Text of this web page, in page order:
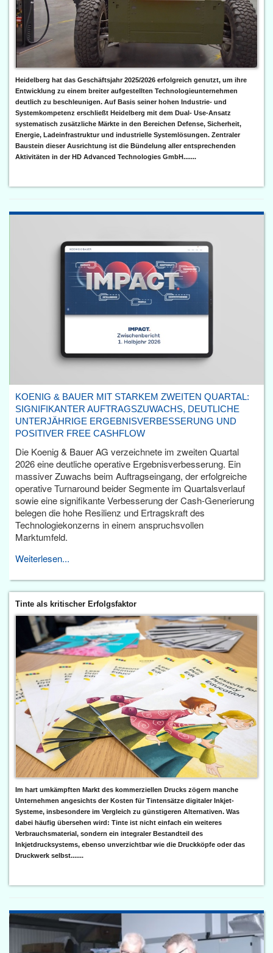
Heidelberg hat das Geschäftsjahr 2025/2026 erfolgreich genutzt, um ihre
Entwicklung zu einem breiter aufgestellten Technologieunternehmen
deutlich zu beschleunigen. Auf Basis seiner hohen Industrie- und
Systemkompetenz erschließt Heidelberg mit dem Dual- Use-Ansatz
systematisch zusätzliche Märkte in den Bereichen Defense, Sicherheit,
Energie, Ladeinfrastruktur und industrielle Systemlösungen. Zentraler
Baustein dieser Ausrichtung ist die Bündelung aller entsprechenden
Aktivitäten in der HD Advanced Technologies GmbH.......
KOENIG & BAUER MIT STARKEM ZWEITEN QUARTAL:
SIGNIFIKANTER AUFTRAGSZUWACHS, DEUTLICHE
UNTERJÄHRIGE ERGEBNISVERBESSERUNG UND
POSITIVER FREE CASHFLOW
Die Koenig & Bauer AG verzeichnete im zweiten Quartal
2026 eine deutliche operative Ergebnisverbesserung. Ein
massiver Zuwachs beim Auftragseingang, der erfolgreiche
operative Turnaround beider Segmente im Quartalsverlauf
sowie eine signifikante Verbesserung der Cash-Generierung
belegen die hohe Resilienz und Ertragskraft des
Technologiekonzerns in einem anspruchsvollen
Marktumfeld.
Weiterlesen...
Tinte als kritischer Erfolgsfaktor
Im hart umkämpften Markt des kommerziellen Drucks zögern manche
Unternehmen angesichts der Kosten für Tintensätze digitaler Inkjet-
Systeme, insbesondere im Vergleich zu günstigeren Alternativen. Was
dabei häufig übersehen wird: Tinte ist nicht einfach ein weiteres
Verbrauchsmaterial, sondern ein integraler Bestandteil des
Inkjetdrucksystems, ebenso unverzichtbar wie die Druckköpfe oder das
Druckwerk selbst.......